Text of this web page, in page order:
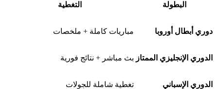
البطولة التغطية
دوري أبطال أوروبا مباريات كاملة + ملخصات
الدوري الإنجليزي الممتاز بث مباشر + نتائج فورية
الدوري الإسباني تغطية شاملة للجولات